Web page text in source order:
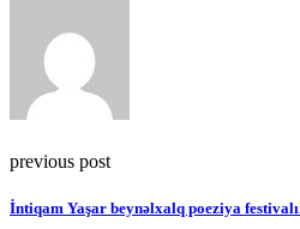
previous post
İntiqam Yaşar beynəlxalq poeziya